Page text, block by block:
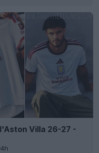
Villa 26-27 -
4h